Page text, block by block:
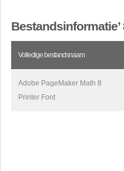
Bestandsinformatie’
Volledige bestandsnaam
Adobe PageMaker Math 8
Printer Font